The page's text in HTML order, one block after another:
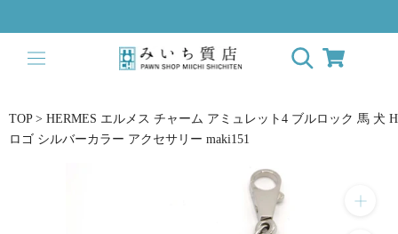
to
content
TOP > HERMES エルメス チャーム アミュレット4 ブルロック 馬 犬 H
ロゴ シルバーカラー アクセサリー maki151